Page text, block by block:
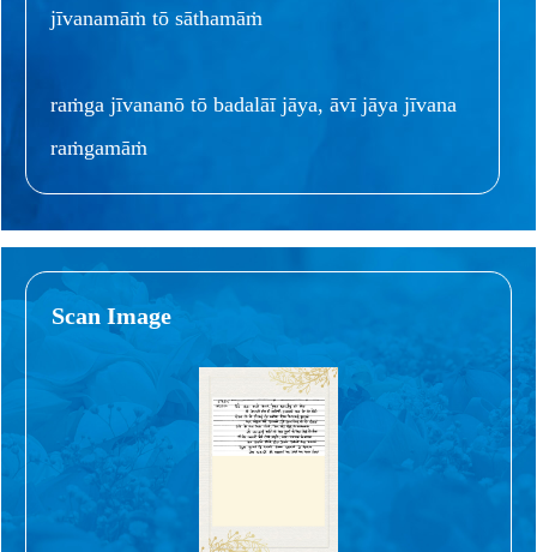
jīvanamāṁ tō sāthamāṁ
raṁga jīvananō tō badalāī jāya, āvī jāya jīvana
raṁgamāṁ
Scan Image